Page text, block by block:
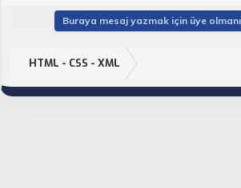
Buraya mesaj yazmak için üye
HTML - CSS - XML